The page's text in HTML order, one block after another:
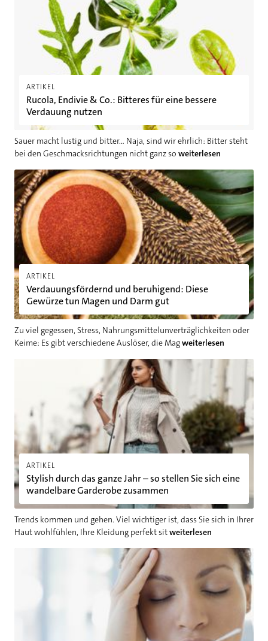
ARTIKEL
Rucola, Endivie & Co.: Bitteres für eine bessere
Verdauung nutzen
Sauer macht lustig und bitter… Naja, sind wir ehrlich: Bitter steht
bei den Geschmacksrichtungen nicht ganz so weiterlesen
ARTIKEL
Verdauungsfördernd und beruhigend: Diese
Gewürze tun Magen und Darm gut
Zu viel gegessen, Stress, Nahrungsmittelunverträglichkeiten oder
Keime: Es gibt verschiedene Auslöser, die Magweiterlesen
Verdauungsfördernd und beruhigend: Diese Gewürze tun
ARTIKEL
Stylish durch das ganze Jahr – so stellen Sie sich eine
wandelbare Garderobe zusammen
Trends kommen und gehen. Viel wichtiger ist, dass Sie sich in Ihrer
Haut wohlfühlen, Ihre Kleidung perfekt sitweiterlesen
Stylish durch das ganze Jahr – so stellen Sie sich eine
5 Erkältungsmythen im Check